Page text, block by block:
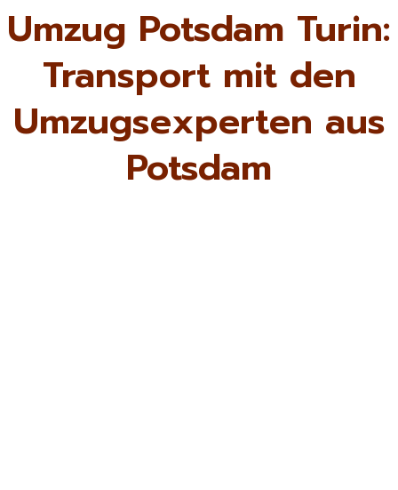
Umzug Potsdam Turin:
Transport mit den
Umzugsexperten aus
Potsdam